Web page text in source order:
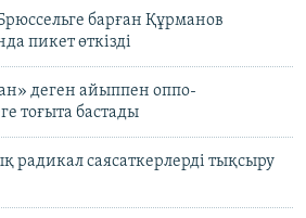
барған Құрманов
пикет өткізді
деген айыппен оппо-
тоғыта бастады
радикал саясаткерлерді тықсыру